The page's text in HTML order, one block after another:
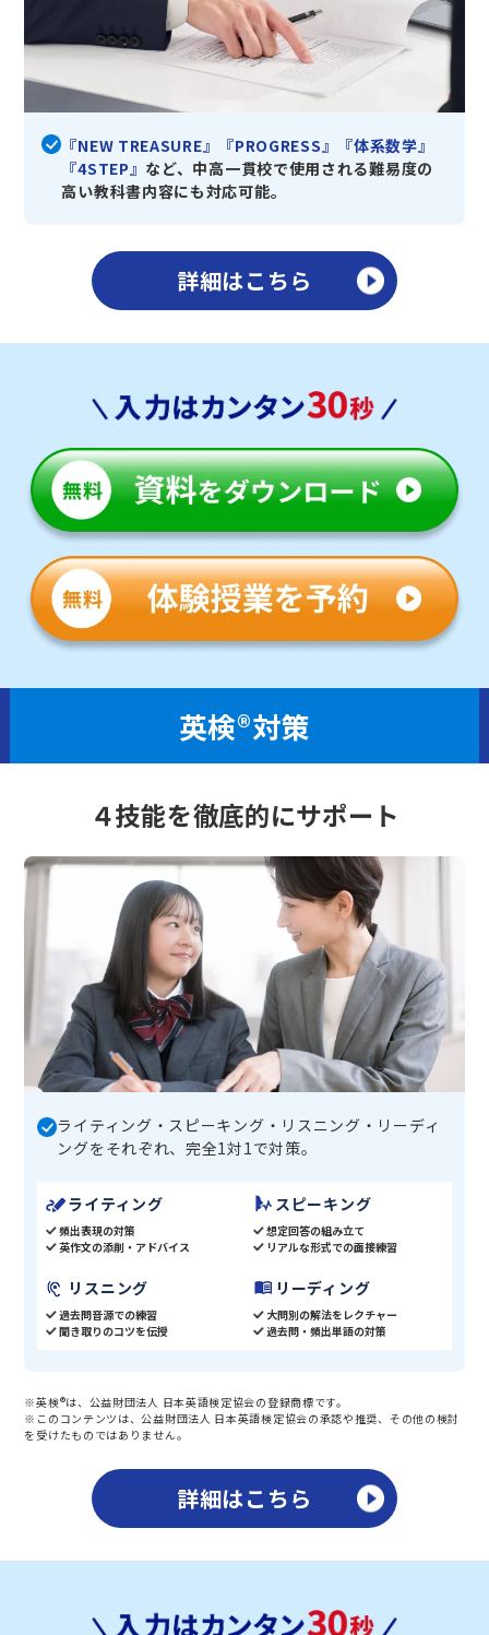
『NEW TREASURE』『PROGRESS』『体系数学』
『4STEP』 など、中高一貫校で使用される難易度の
高い教科書内容にも対応可能。
詳細はこちら
英検®対策
４技能を徹底的にサポート​
ライティング・スピーキング・リスニング・リーディ
ングをそれぞれ、完全1対1で対策。
ライティング
頻出表現の対策
英作文の添削・アドバイス
スピーキング
想定回答の組み立て
リアルな形式での面接練習
リスニング
過去問音源での練習
聞き取りのコツを伝授
リーディング
大問別の解法をレクチャー
過去問・頻出単語の対策
※英検®は、公益財団法人 日本英語検定協会の登録商標です。
※このコンテンツは、公益財団法人 日本英語検定協会の承認や推奨、その他の検討
を受けたものではありません。
詳細はこちら